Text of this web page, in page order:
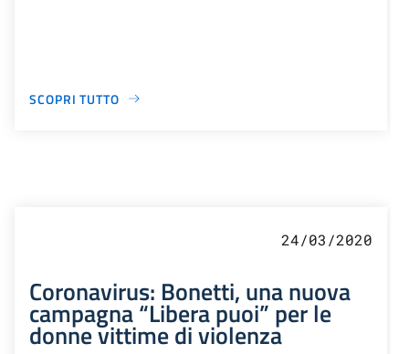
SCOPRI TUTTO
24/03/2020
Coronavirus: Bonetti, una nuova
campagna “Libera puoi” per le
donne vittime di violenza